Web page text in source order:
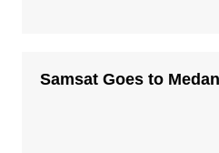
Samsat Goes to Medan